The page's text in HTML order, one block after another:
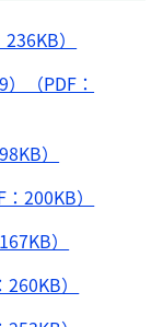
）
（PDF：
）
200KB）
）
）